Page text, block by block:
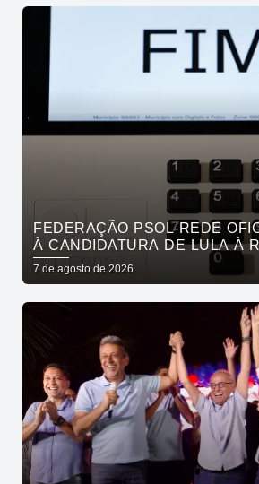
FEDERAÇÃO PSOL-REDE
À CANDIDATURA DE LULA À
7 de agosto de 2026